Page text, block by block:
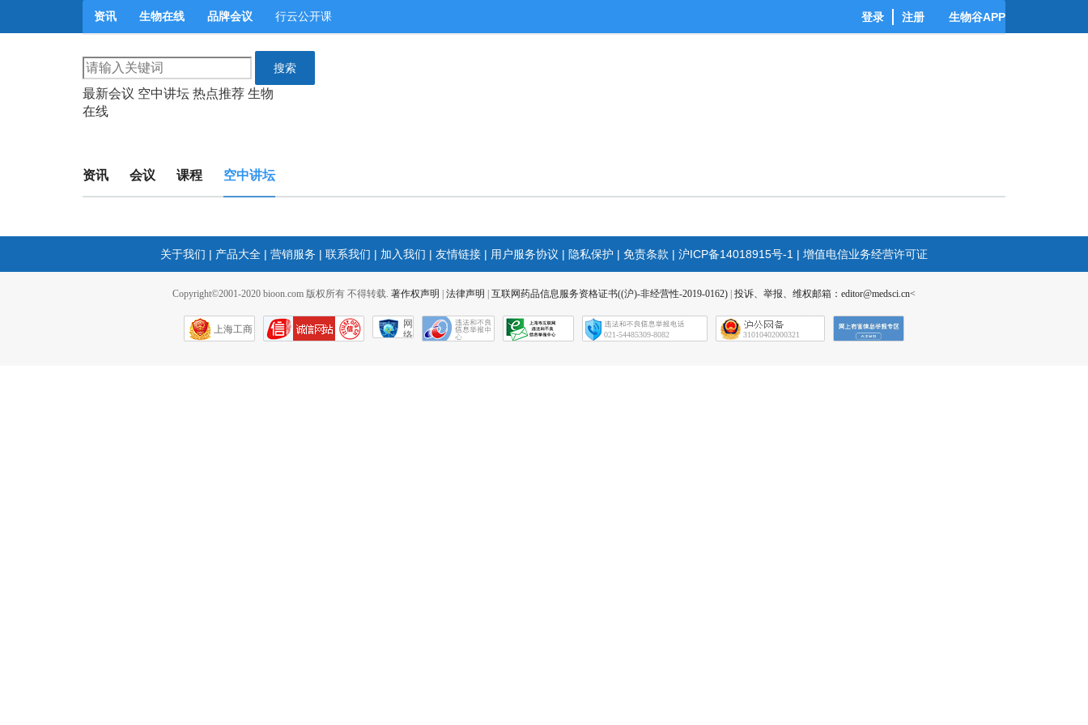
资讯 生物在线 品牌会议 行云公开课 登录 注册 生物谷APP
搜索
最新会议 空中讲坛 热点推荐 生物
在线
资讯 会议 课程 空中讲坛
关于我们 | 产品大全 | 营销服务 | 联系我们 | 加入我们 | 友情链接 | 用户服务协议 | 隐私保护 | 免责条款 | 沪ICP备14018915号-1 | 增值电信业务经营许可证
Copyright©2001-2020 bioon.com 版权所有 不得转载. 著作权声明 法律声明 互联网药品信息服务资格证书((沪)-非经营性-2019-0162) 投诉、举报、维权邮箱：editor@medsci.cn<
上海工商
网
络
021-54485309-8082 31010402000321